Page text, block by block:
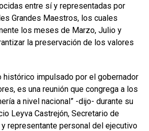
entre sí y representadas por
Grandes Maestros, los cuales
los meses de Marzo, Julio y
la preservación de los valores
histórico impulsado por el gobernador
es una reunión que congrega a los
a nivel nacional” -dijo- durante su
Leyva Castrejón, Secretario de
y representante personal del ejecutivo